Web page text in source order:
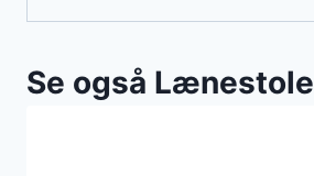
Se også Lænestole